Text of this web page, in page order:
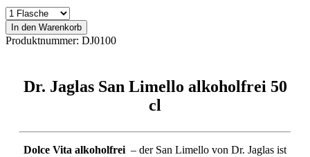
In den Warenkorb
Produktnummer: DJ0100
Dr. Jaglas San Limello alkoholfrei 50
cl
Dolce Vita alkoholfrei – der San Limello von Dr. Jaglas ist